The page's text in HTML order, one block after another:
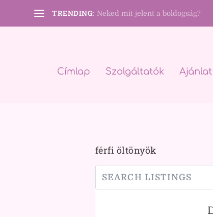
TRENDING: Neked mit jelent a boldogság?
Címlap Szolgáltatók
férfi öltönyök